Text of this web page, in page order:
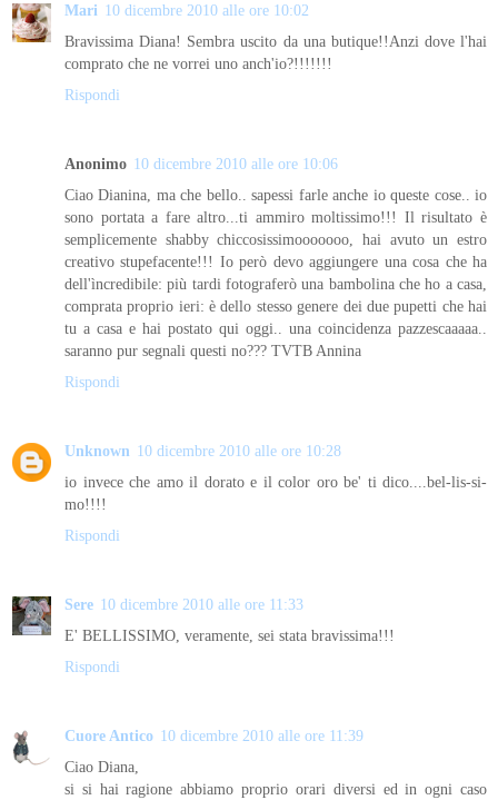
Mari 10 dicembre 2010 alle ore 10:02
Bravissima Diana! Sembra uscito da una butique!!Anzi dove l'hai
comprato che ne vorrei uno anch'io?!!!!!!!
Rispondi
Anonimo 10 dicembre 2010 alle ore 10:06
Ciao Dianina, ma che bello.. sapessi farle anche io queste cose.. io
sono portata a fare altro...ti ammiro moltissimo!!! Il risultato è
semplicemente shabby chiccosissimooooooo, hai avuto un estro
creativo stupefacente!!! Io però devo aggiungere una cosa che ha
dell'ìncredibile: più tardi fotograferò una bambolina che ho a casa,
comprata proprio ieri: è dello stesso genere dei due pupetti che hai
tu a casa e hai postato qui oggi.. una coincidenza pazzescaaaaa..
saranno pur segnali questi no??? TVTB Annina
Rispondi
Unknown 10 dicembre 2010 alle ore 10:28
io invece che amo il dorato e il color oro be' ti dico....bel-lis-si-
mo!!!!
Rispondi
Sere 10 dicembre 2010 alle ore 11:33
E' BELLISSIMO, veramente, sei stata bravissima!!!
Rispondi
Cuore Antico 10 dicembre 2010 alle ore 11:39
Ciao Diana,
si si hai ragione abbiamo proprio orari diversi ed in ogni caso